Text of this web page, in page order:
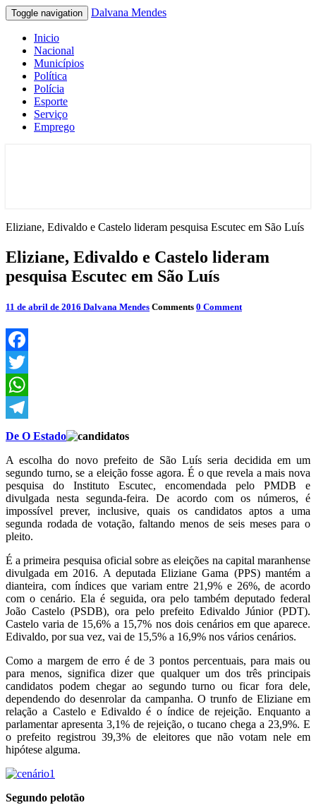
Toggle navigation Dalvana Mendes
Inicio
Nacional
Municípios
Política
Polícia
Esporte
Serviço
Emprego
Eliziane, Edivaldo e Castelo lideram pesquisa Escutec em São Luís
Eliziane, Edivaldo e Castelo lideram
pesquisa Escutec em São Luís
11 de abril de 2016 Dalvana Mendes Comments 0 Comment
Facebook
Twitter
WhatsApp
Telegram
De O Estado
A escolha do novo prefeito de São Luís seria decidida em um
segundo turno, se a eleição fosse agora. É o que revela a mais nova
pesquisa do Instituto Escutec, encomendada pelo PMDB e
divulgada nesta segunda-feira. De acordo com os números, é
impossível prever, inclusive, quais os candidatos aptos a uma
segunda rodada de votação, faltando menos de seis meses para o
pleito.
É a primeira pesquisa oficial sobre as eleições na capital maranhense
divulgada em 2016. A deputada Eliziane Gama (PPS) mantém a
dianteira, com índices que variam entre 21,9% e 26%, de acordo
com o cenário. Ela é seguida, ora pelo também deputado federal
João Castelo (PSDB), ora pelo prefeito Edivaldo Júnior (PDT).
Castelo varia de 15,6% a 15,7% nos dois cenários em que aparece.
Edivaldo, por sua vez, vai de 15,5% a 16,9% nos vários cenários.
Como a margem de erro é de 3 pontos percentuais, para mais ou
para menos, significa dizer que qualquer um dos três principais
candidatos podem chegar ao segundo turno ou ficar fora dele,
dependendo do desenrolar da campanha. O trunfo de Eliziane em
relação a Castelo e Edivaldo é o índice de rejeição. Enquanto a
parlamentar apresenta 3,1% de rejeição, o tucano chega a 23,9%. E
o prefeito registrou 39,3% de eleitores que não votam nele em
hipótese alguma.
Segundo pelotão